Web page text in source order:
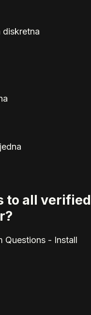
diskretna
to all verified
Questions - Install